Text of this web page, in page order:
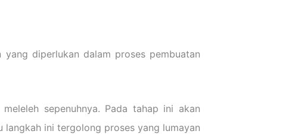
diperlukan dalam proses pembuatan
sepenuhnya. Pada tahap ini akan
ini tergolong proses yang lumayan